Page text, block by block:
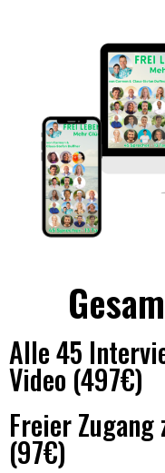
Alle 45
Video (497€)
Freier
(97€)